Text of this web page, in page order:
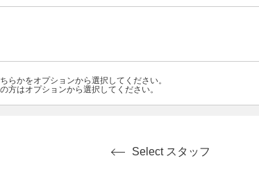
かをオプションから選択してください。
はオプションから選択してください。
Select スタッフ